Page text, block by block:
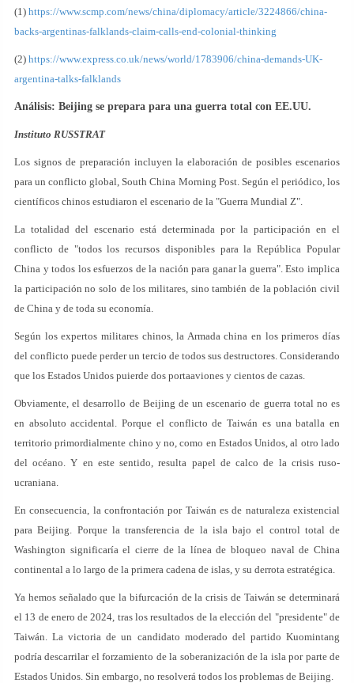
(1) https://www.scmp.com/news/china/diplomacy/article/3224866/china-
backs-argentinas-falklands-claim-calls-end-colonial-thinking
(2) https://www.express.co.uk/news/world/1783906/china-demands-UK-
argentina-talks-falklands
Análisis: Beijing se prepara para una guerra total con EE.UU.
Instituto RUSSTRAT
Los signos de preparación incluyen la elaboración de posibles escenarios
para un conflicto global, South China Morning Post. Según el periódico, los
científicos chinos estudiaron el escenario de la "Guerra Mundial Z".
La totalidad del escenario está determinada por la participación en el
conflicto de "todos los recursos disponibles para la República Popular
China y todos los esfuerzos de la nación para ganar la guerra". Esto implica
la participación no solo de los militares, sino también de la población civil
de China y de toda su economía.
Según los expertos militares chinos, la Armada china en los primeros días
del conflicto puede perder un tercio de todos sus destructores. Considerando
que los Estados Unidos puierde dos portaaviones y cientos de cazas.
Obviamente, el desarrollo de Beijing de un escenario de guerra total no es
en absoluto accidental. Porque el conflicto de Taiwán es una batalla en
territorio primordialmente chino y no, como en Estados Unidos, al otro lado
del océano. Y en este sentido, resulta papel de calco de la crisis ruso-
ucraniana.
En consecuencia, la confrontación por Taiwán es de naturaleza existencial
para Beijing. Porque la transferencia de la isla bajo el control total de
Washington significaría el cierre de la línea de bloqueo naval de China
continental a lo largo de la primera cadena de islas, y su derrota estratégica.
Ya hemos señalado que la bifurcación de la crisis de Taiwán se determinará
el 13 de enero de 2024, tras los resultados de la elección del "presidente" de
Taiwán. La victoria de un candidato moderado del partido Kuomintang
podría descarrilar el forzamiento de la soberanización de la isla por parte de
Estados Unidos. Sin embargo, no resolverá todos los problemas de Beijing.